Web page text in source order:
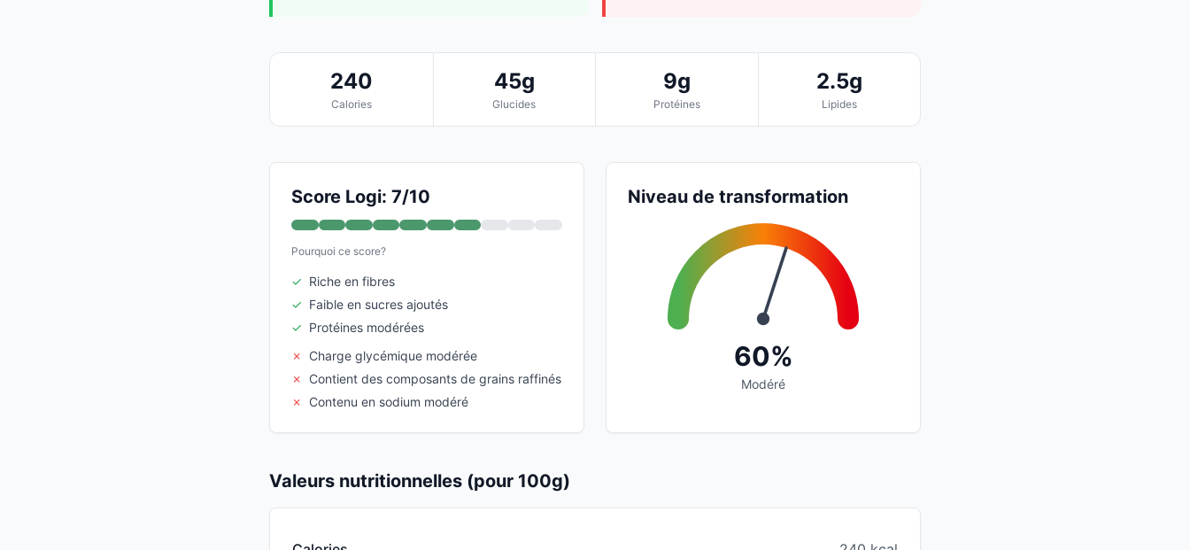
240
Calories
45g
Glucides
9g
Protéines
2.5g
Lipides
Score Logi: 7/10
Pourquoi ce score?
✓ Riche en fibres
✓ Faible en sucres ajoutés
✓ Protéines modérées
✗
Charge glycémique modérée
✗
Contient des composants de grains raffinés
✗
Contenu en sodium modéré
Niveau de transformation
60%
Modéré
Valeurs nutritionnelles (pour 100g)